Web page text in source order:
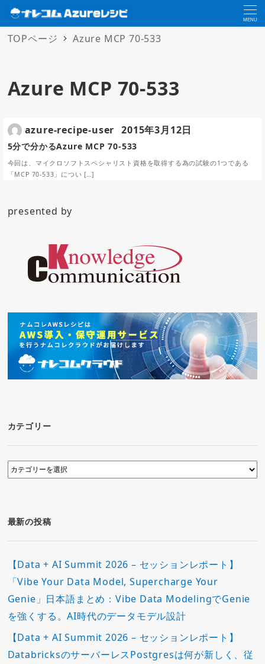
MENU
TOPページ Azure MCP 70-533
Azure MCP 70-533
5分で分かるAzure MCP 70-533
今回は、マイクロソフトスペシャリスト資格を取得する為の試験の1つである
「MCP 70-533」につい […]
azure-recipe-user 2015年3月12日
presented by
カテゴリー
カ
テ
ー
最新の投稿
【Data + AI Summit 2026 – セッションレポート】
「Vibe Your Data Model, Supercharge Your
Genie」日本語まとめ：Vibe Data ModelingでGenie
を強くする。AI時代のデータモデル設計
【Data + AI Summit 2026 – セッションレポート】
DatabricksのサーバーレスPostgresは何が新しく、従